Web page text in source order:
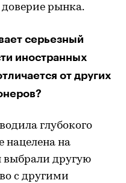
рынка.
серьезный
иностранных
от других
глубокого
нацелена на
выбрали другую
с другими